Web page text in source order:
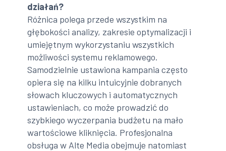
działań?
Różnica polega przede wszystkim na
głębokości analizy, zakresie optymalizacji i
umiejętnym wykorzystaniu wszystkich
możliwości systemu reklamowego.
Samodzielnie ustawiona kampania często
opiera się na kilku intuicyjnie dobranych
słowach kluczowych i automatycznych
ustawieniach, co może prowadzić do
szybkiego wyczerpania budżetu na mało
wartościowe kliknięcia. Profesjonalna
obsługa w Alte Media obejmuje natomiast